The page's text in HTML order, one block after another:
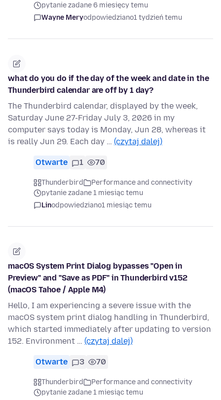
pytanie zadane 6 miesięcy temu
Wayne Meryodpowiedziano1 tydzień temu
what do you do if the day of the week and date in the
Thunderbird calendar are off by 1 day?
The Thunderbird calendar, displayed by the week,
Saturday June 27-Friday July 3, 2026 in my
computer says today is Monday, Jun 28, whereas it
is really Jun 29. Each day … (czytaj dalej)
Otwarte 1 70
Thunderbird
Performance and connectivity
pytanie zadane 1 miesiąc temu
Linodpowiedziano1 miesiąc temu
macOS System Print Dialog bypasses "Open in
Preview" and "Save as PDF" in Thunderbird v152
(macOS Tahoe / Apple M4)
Hello, I am experiencing a severe issue with the
macOS system print dialog handling in Thunderbird,
which started immediately after updating to version
152. Environment … (czytaj dalej)
Otwarte 3 70
Thunderbird
Performance and connectivity
pytanie zadane 1 miesiąc temu